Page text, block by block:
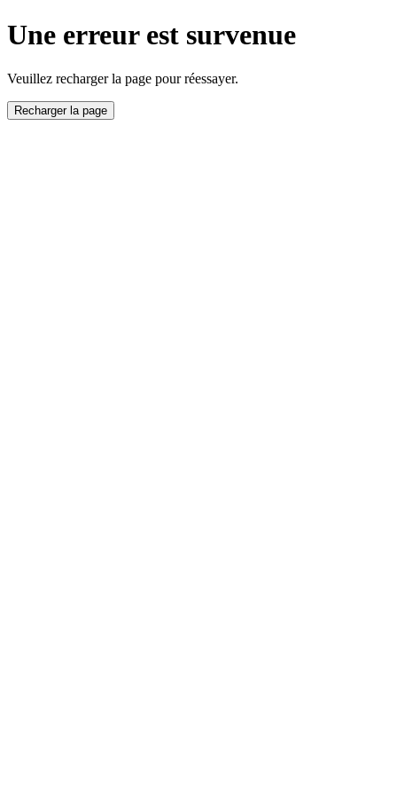
Une erreur est survenue
Veuillez recharger la page pour réessayer.
Recharger la page